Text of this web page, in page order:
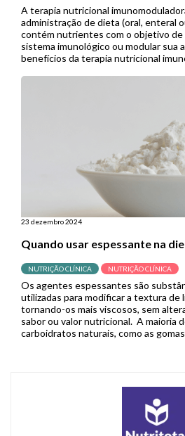
A terapia nutricional
administração de dieta (oral, enteral
contém nutrientes com o objetivo de
sistema imunológico ou modular sua
benefícios da terapia nutricional
envolvidos em várias vias imunes e
23 dezembro 2024
Quando usar espessante na
NUTRIÇÃO CLÍNICA NUTRIÇÃO CLÍNICA
Os agentes espessantes são
utilizadas para modificar a textura de
tornando-os mais viscosos, sem
sabor ou valor nutricional. A maioria
carboidratos naturais, como as